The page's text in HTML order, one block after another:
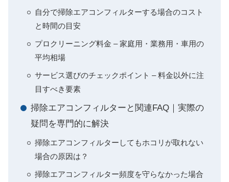
自分で掃除エアコンフィルターする場合のコスト
と時間の目安
プロクリーニング料金 – 家庭用・業務用・車用の
平均相場
サービス選びのチェックポイント – 料金以外に注
目すべき要素
掃除エアコンフィルターと関連FAQ｜実際の
疑問を専門的に解決
掃除エアコンフィルターしてもホコリが取れない
場合の原因は？
掃除エアコンフィルター頻度を守らなかった場合